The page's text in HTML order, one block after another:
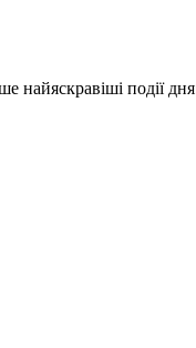
події